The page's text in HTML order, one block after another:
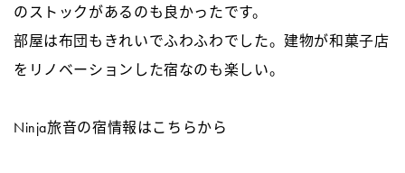
のストックがあるのも良かったです。
部屋は布団もきれいでふわふわでした。建物が和菓子店
をリノベーションした宿なのも楽しい。
Ninja旅音の宿情報はこちらから